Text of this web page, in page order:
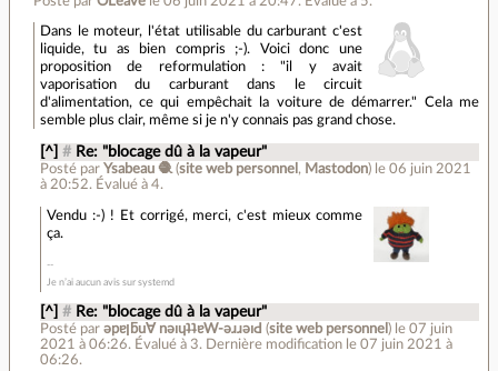
Dans le moteur, l'état utilisable du carburant c'est
liquide, tu as bien compris ;-). Voici donc une
proposition de reformulation : "il y avait
vaporisation du carburant dans le circuit
d'alimentation, ce qui empêchait la voiture de démarrer." Cela me
semble plus clair, même si je n'y connais pas grand chose.
[^] # Re: "blocage dû à la vapeur"
Posté par Ysabeau 🧶 (site web personnel , Mastodon) le 06 juin 2021
à 20:52. Évalué à4.
Vendu :-) ! Et corrigé, merci, c'est mieux comme
ça.
Je n’ai aucun avis sur systemd
[^] # Re: "blocage dû à la vapeur"
Posté par ǝpɐןƃu∀ nǝıɥʇʇɐW-ǝɹɹǝıԀ (site web personnel ) le 07 juin
2021 à 06:26. Évalué à 3. Dernière modification le 07 juin 2021 à
06:26.